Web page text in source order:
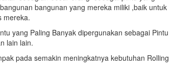
bangunan yang mereka miliki ,baik untuk
mereka.
yang Paling Banyak dipergunakan sebagai Pintu
lain lain.
pada semakin meningkatnya kebutuhan Rolling